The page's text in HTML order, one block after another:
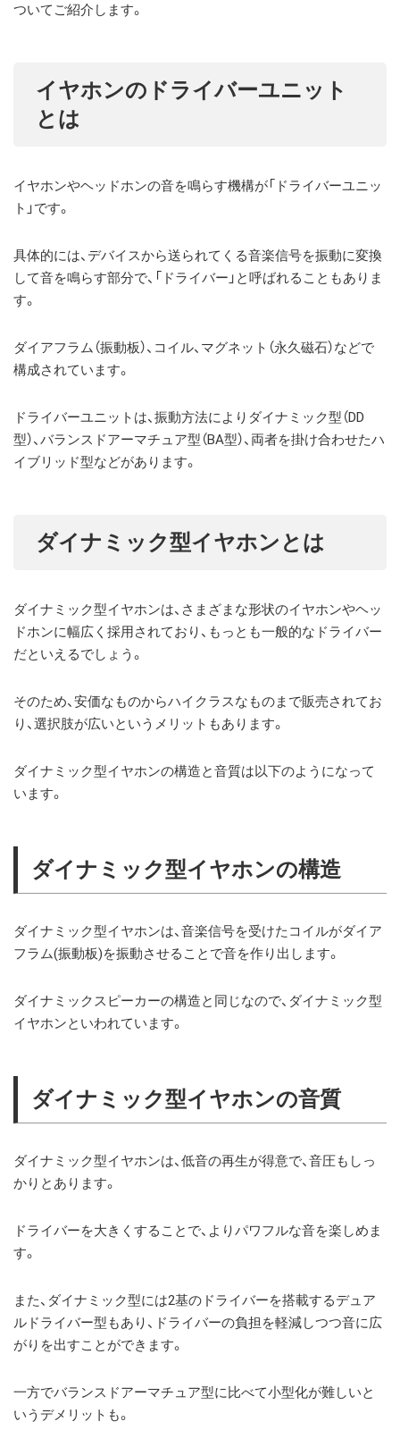
ついてご紹介します。
イヤホンのドライバーユニット
とは
イヤホンやヘッドホンの音を鳴らす機構が「ドライバーユニッ
ト」です。
具体的には、デバイスから送られてくる音楽信号を振動に変換
して音を鳴らす部分で、「ドライバー」と呼ばれることもありま
す。
ダイアフラム（振動板）、コイル、マグネット（永久磁石）などで
構成されています。
ドライバーユニットは、振動方法によりダイナミック型（DD
型）、バランスドアーマチュア型（BA型）、両者を掛け合わせたハ
イブリッド型などがあります。
ダイナミック型イヤホンとは
ダイナミック型イヤホンは、さまざまな形状のイヤホンやヘッ
ドホンに幅広く採用されており、もっとも一般的なドライバー
だといえるでしょう。
そのため、安価なものからハイクラスなものまで販売されてお
り、選択肢が広いというメリットもあります。
ダイナミック型イヤホンの構造と音質は以下のようになって
います。
ダイナミック型イヤホンの構造
ダイナミック型イヤホンは、音楽信号を受けたコイルがダイア
フラム(振動板)を振動させることで音を作り出します。
ダイナミックスピーカーの構造と同じなので、ダイナミック型
イヤホンといわれています。
ダイナミック型イヤホンの音質
ダイナミック型イヤホンは、低音の再生が得意で、音圧もしっ
かりとあります。
ドライバーを大きくすることで、よりパワフルな音を楽しめま
す。
また、ダイナミック型には2基のドライバーを搭載するデュア
ルドライバー型もあり、ドライバーの負担を軽減しつつ音に広
がりを出すことができます。
一方でバランスドアーマチュア型に比べて小型化が難しいと
いうデメリットも。